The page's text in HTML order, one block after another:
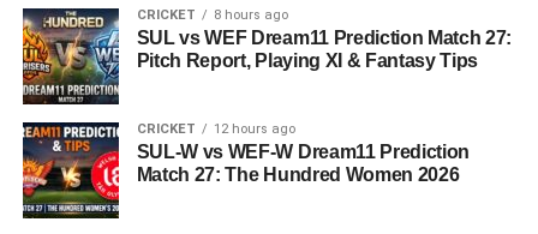
CRICKET 8 hours ago
SUL vs WEF Dream11 Prediction Match 27:
Pitch Report, Playing XI & Fantasy Tips
CRICKET 12 hours ago
SUL-W vs WEF-W Dream11 Prediction
Match 27: The Hundred Women 2026